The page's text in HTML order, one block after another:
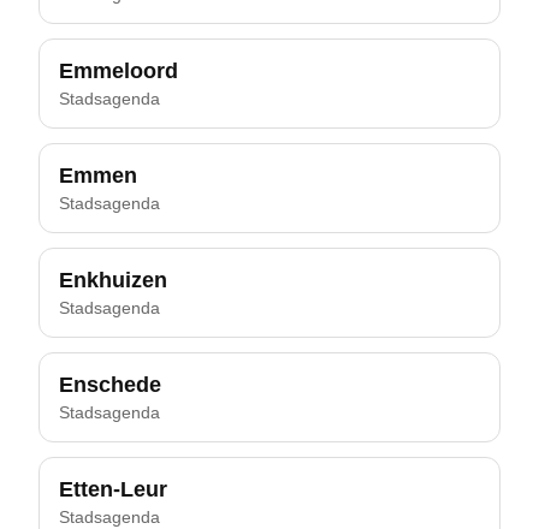
Emmeloord
Stadsagenda
Emmen
Stadsagenda
Enkhuizen
Stadsagenda
Enschede
Stadsagenda
Etten-Leur
Stadsagenda